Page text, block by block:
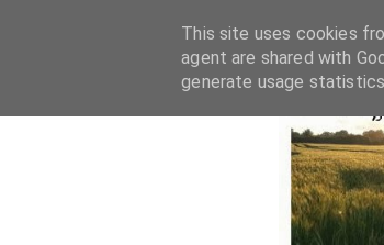
This site uses cookies
agent are shared with
generate usage